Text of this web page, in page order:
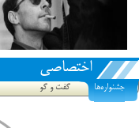
اختصاصی
جشنواره‌ها گفت و گو